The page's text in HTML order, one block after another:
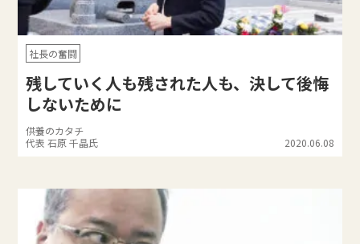
社長の奮闘
残していく人も残された人も、決して後悔
しないために
供養のカタチ
代表 石原 千晶氏
2020.06.08